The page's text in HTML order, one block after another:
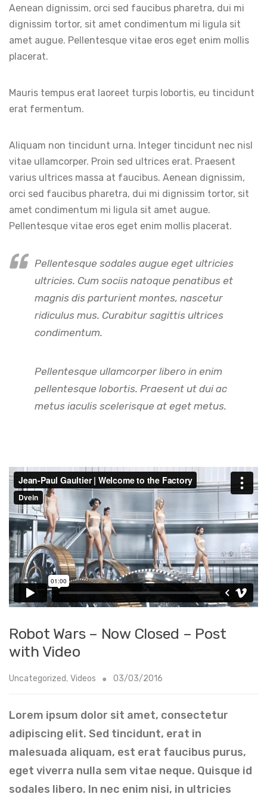
Aenean dignissim, orci sed faucibus pharetra, dui mi
dignissim tortor, sit amet condimentum mi ligula sit
amet augue. Pellentesque vitae eros eget enim mollis
placerat.
Mauris tempus erat laoreet turpis lobortis, eu tincidunt
erat fermentum.
Aliquam non tincidunt urna. Integer tincidunt nec nisl
vitae ullamcorper. Proin sed ultrices erat. Praesent
varius ultrices massa at faucibus. Aenean dignissim,
orci sed faucibus pharetra, dui mi dignissim tortor, sit
amet condimentum mi ligula sit amet augue.
Pellentesque vitae eros eget enim mollis placerat.
Pellentesque sodales augue eget ultricies
ultricies. Cum sociis natoque penatibus et
magnis dis parturient montes, nascetur
ridiculus mus. Curabitur sagittis ultrices
condimentum.
Pellentesque ullamcorper libero in enim
pellentesque lobortis. Praesent ut dui ac
metus iaculis scelerisque at eget metus.
Robot Wars – Now Closed – Post
with Video
Uncategorized, Videos 03/03/2016
Lorem ipsum dolor sit amet, consectetur
adipiscing elit. Sed tincidunt, erat in
malesuada aliquam, est erat faucibus purus,
eget viverra nulla sem vitae neque. Quisque id
sodales libero. In nec enim nisi, in ultricies